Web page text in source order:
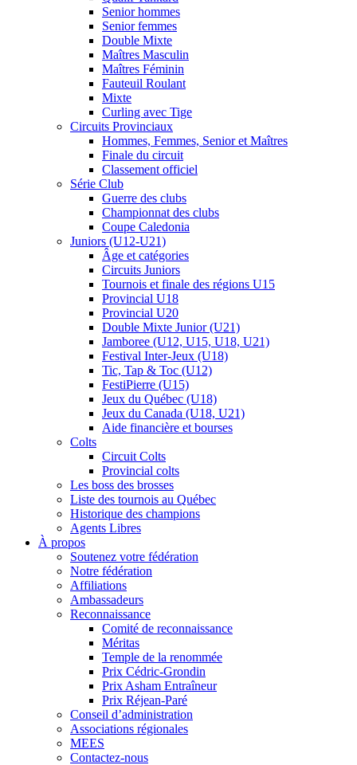
Senior hommes
Senior femmes
Double Mixte
Maîtres Masculin
Maîtres Féminin
Fauteuil Roulant
Mixte
Curling avec Tige
Circuits Provinciaux
Hommes, Femmes, Senior et Maîtres
Finale du circuit
Classement officiel
Série Club
Guerre des clubs
Championnat des clubs
Coupe Caledonia
Juniors (U12-U21)
Âge et catégories
Circuits Juniors
Tournois et finale des régions U15
Provincial U18
Provincial U20
Double Mixte Junior (U21)
Jamboree (U12, U15, U18, U21)
Festival Inter-Jeux (U18)
Tic, Tap & Toc (U12)
FestiPierre (U15)
Jeux du Québec (U18)
Jeux du Canada (U18, U21)
Aide financière et bourses
Colts
Circuit Colts
Provincial colts
Les boss des brosses
Liste des tournois au Québec
Historique des champions
Agents Libres
À propos
Soutenez votre fédération
Notre fédération
Affiliations
Ambassadeurs
Reconnaissance
Comité de reconnaissance
Méritas
Temple de la renommée
Prix Cédric-Grondin
Prix Asham Entraîneur
Prix Réjean-Paré
Conseil d’administration
Associations régionales
MEES
Contactez-nous